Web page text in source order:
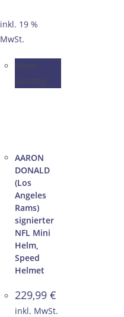
inkl. 19 %
MwSt.
Nicht
vorrätig
AARON
DONALD
(Los
Angeles
Rams)
signierter
NFL Mini
Helm,
Speed
Helmet
229,99 €
inkl. MwSt.